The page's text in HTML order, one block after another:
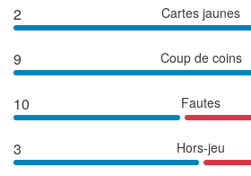
2 Cartes jaunes
9 Coup de coins
10 Fautes
3 Hors-jeu